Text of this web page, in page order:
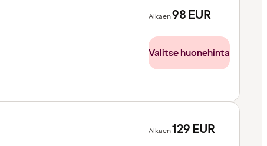
Alkaen98EUR
Valitse huonehinta
Alkaen129EUR